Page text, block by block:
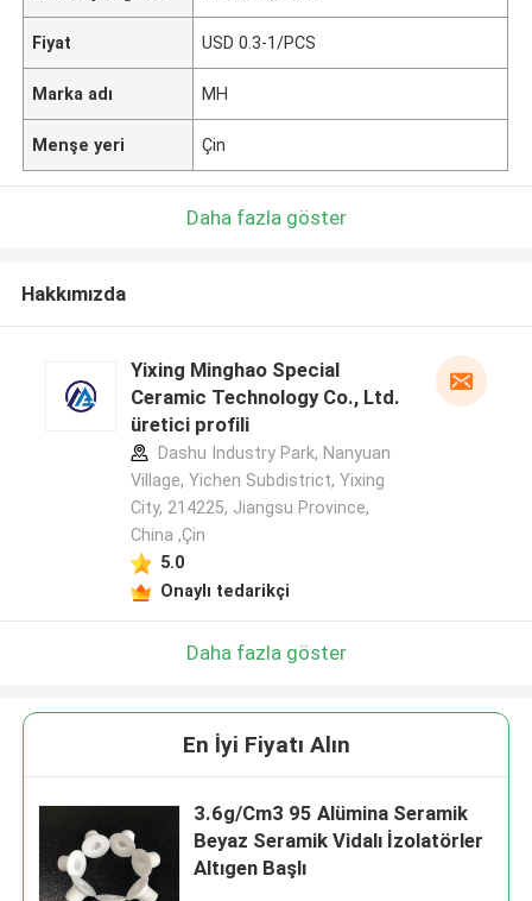
Fiyat USD 0.3-1/PCS
Marka adı MH
Menşe yeri Çin
Daha fazla göster
Hakkımızda
Yixing Minghao Special
Ceramic Technology Co., Ltd.
üretici profili
Dashu Industry Park, Nanyuan
Village, Yichen Subdistrict, Yixing
City, 214225, Jiangsu Province,
China ,Çin
5.0
Onaylı tedarikçi
Daha fazla göster
En İyi Fiyatı Alın
3.6g/Cm3 95 Alümina Seramik
Beyaz Seramik Vidalı İzolatörler
Altıgen Başlı